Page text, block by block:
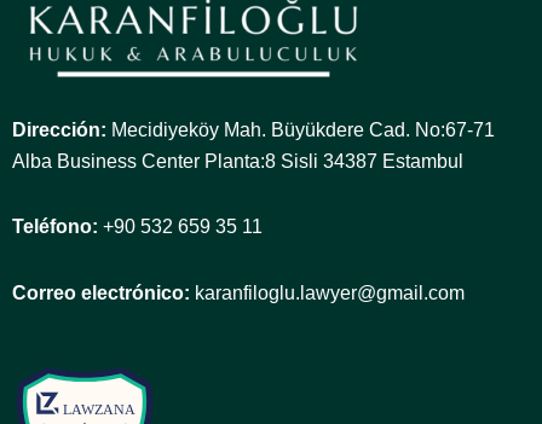
Dirección: Mecidiyeköy Mah. Büyükdere Cad. No:67-71
Alba Business Center Planta:8 Sisli 34387 Estambul
Teléfono: +90 532 659 35 11
Correo electrónico: karanfiloglu.lawyer@gmail.com